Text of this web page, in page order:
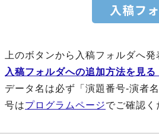
入稿フ
上のボタンから入稿フォルダへ
入稿フォルダへの追加方法を見る
データ名は必ず「演題番号-演者
号はプログラムページでご確認く